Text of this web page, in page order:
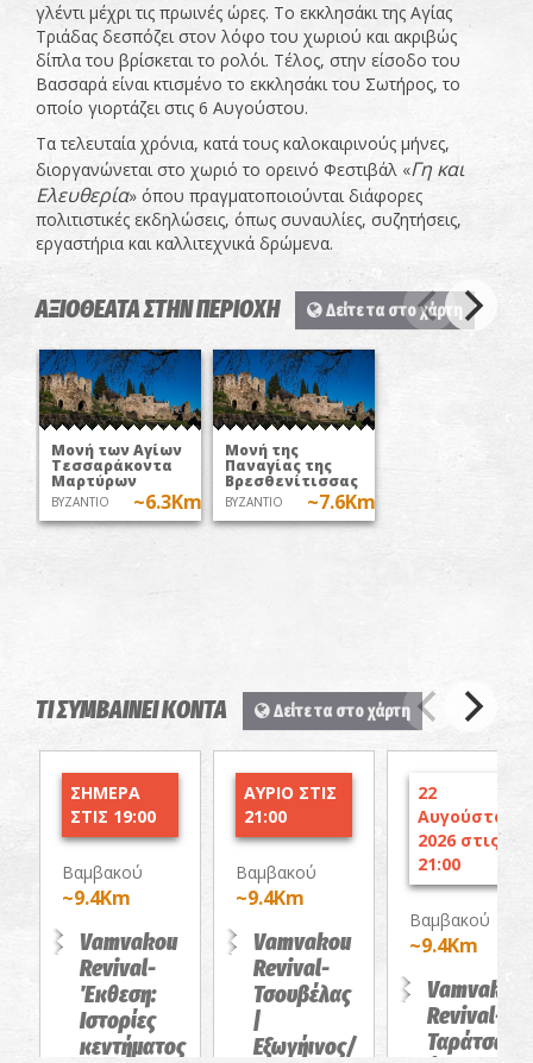
γλέντι μέχρι τις πρωινές ώρες. Το εκκλησάκι της Αγίας
Τριάδας δεσπόζει στον λόφο του χωριού και ακριβώς
δίπλα του βρίσκεται το ρολόι. Τέλος, στην είσοδο του
Βασσαρά είναι κτισμένο το εκκλησάκι του Σωτήρος, το
οποίο γιορτάζει στις 6 Αυγούστου.
Τα τελευταία χρόνια, κατά τους καλοκαιρινούς μήνες,
διοργανώνεται στο χωριό το ορεινό Φεστιβάλ «Γη και
Ελευθερία» όπου πραγματοποιούνται διάφορες
πολιτιστικές εκδηλώσεις, όπως συναυλίες, συζητήσεις,
εργαστήρια και καλλιτεχνικά δρώμενα.
ΑΞΙΟΘΕΑΤΑ ΣΤΗΝ ΠΕΡΙΟΧΗ Δείτε τα στο χάρτη
Μονή των Αγίων
Τεσσαράκοντα
Μαρτύρων
ΒΥΖΑΝΤΙΟ ~6.3Km
Μονή της
Παναγίας της
Βρεσθενίτισσας
ΒΥΖΑΝΤΙΟ ~7.6Km
ΤΙ ΣΥΜΒΑΙΝΕΙ ΚΟΝΤΑ Δείτε τα στο χάρτη
ΣΗΜΕΡΑ
ΣΤΙΣ 19:00
Βαμβακού
~9.4Km
Vamvakou
Revival-
Έκθεση:
Ιστορίες
κεντήματος
ΑΥΡΙΟ ΣΤΙΣ
21:00
Βαμβακού
~9.4Km
Vamvakou
Revival-
Τσουβέλας
|
Εξωγήινος/
22
Αυγούστου
2026 στις
21:00
Βαμβακού
~9.4Km
Vamvakou
Revival-
Ταράτσα